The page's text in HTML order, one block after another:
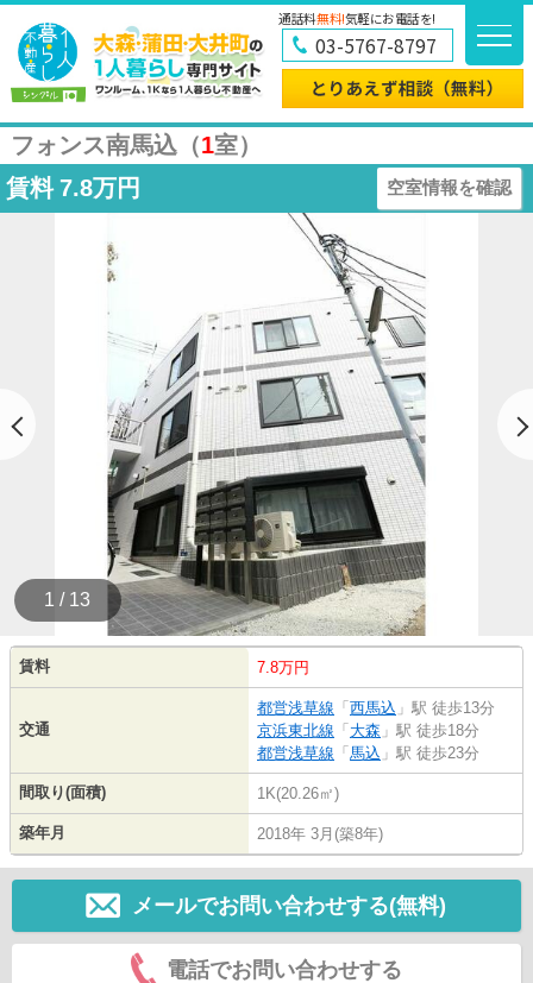
通話料無料!気軽にお電話を!
03-5767-8797
フォンス南馬込（1室）
賃料 7.8万円 空室情報を確認
1 / 13
賃料 7.8万円
交通
都営浅草線 「 西馬込 」駅 徒歩13分
京浜東北線 「 大森 」駅 徒歩18分
都営浅草線 「 馬込 」駅 徒歩23分
間取り(面積) 1K(20.26㎡)
築年月 2018年 3月(築8年)
メールでお問い合わせする(無料)
電話でお問い合わせする